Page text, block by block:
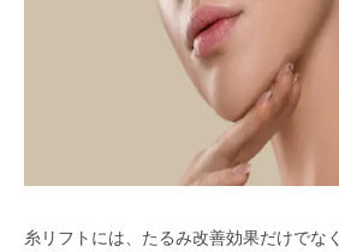
糸リフトには、たるみ改善効果だけでなく